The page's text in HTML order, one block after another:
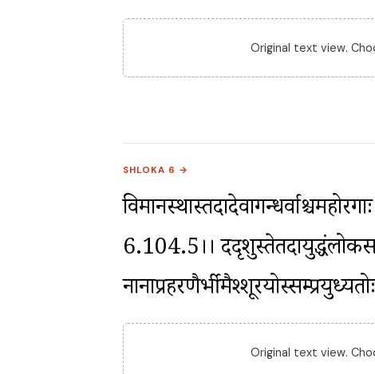
Original text view.
SHLOKA 6 →
6.104.5।।
Original text view.